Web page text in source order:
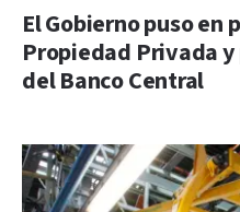
El Gobierno puso en
Propiedad Privada
del Banco Central